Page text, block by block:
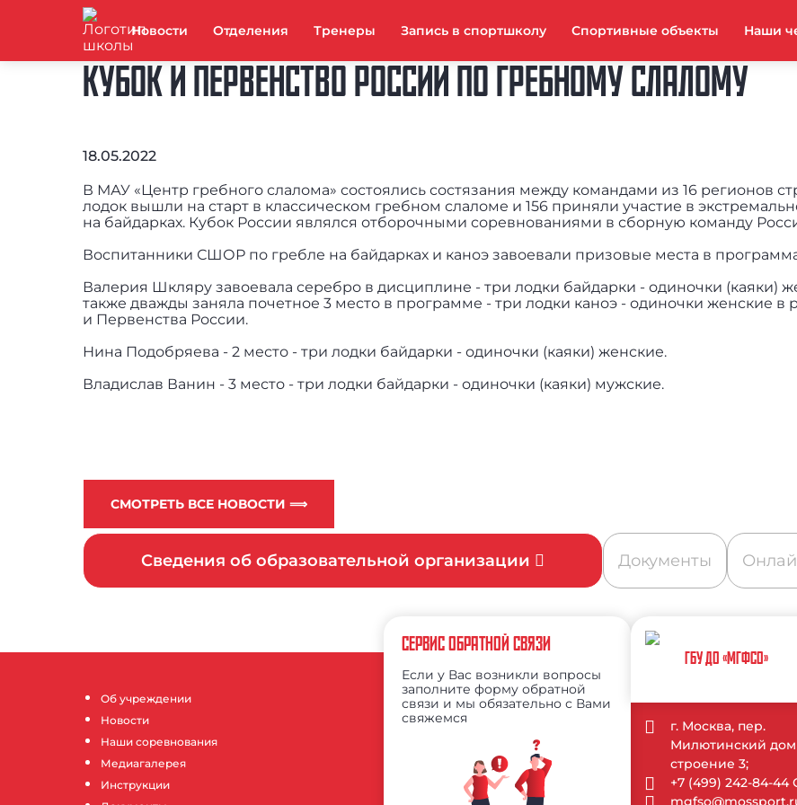
Новости Отделения Тренеры Запись в спортшколу Спортивные объекты Наши
КУБОК И ПЕРВЕНСТВО РОССИИ ПО ГРЕБНОМУ СЛАЛОМУ
18.05.2022
В МАУ «Центр гребного слалома» состоялись состязания между командами из 16 регионов
лодок вышли на старт в классическом гребном слаломе и 156 приняли участие в
на байдарках. Кубок России являлся отборочными соревнованиями в сборную команду
Воспитанники СШОР по гребле на байдарках и каноэ завоевали призовые места в
Валерия Шкляру завоевала серебро в дисциплине - три лодки байдарки - одиночки (каяки)
также дважды заняла почетное 3 место в программе - три лодки каноэ - одиночки женские в
и Первенства России.
Нина Подобряева - 2 место - три лодки байдарки - одиночки (каяки) женские.
Владислав Ванин - 3 место - три лодки байдарки - одиночки (каяки) мужские.
СМОТРЕТЬ ВСЕ НОВОСТИ ⟹
Сведения об образовательной организации Документы
Об учреждении
Новости
Наши соревнования
Медиагалерея
Инструкции
СЕРВИС ОБРАТНОЙ СВЯЗИ
Если у Вас возникли вопросы
заполните форму обратной
связи и мы обязательно с Вами
свяжемся
ГБУ ДО «МГФСО»
г. Москва, пер.
Милютинский дом
строение 3;
+7 (499) 242-84-